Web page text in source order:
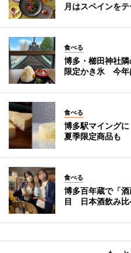
月はスペインを
食べる
博多・櫛田神社
限定かき氷 今年
食べる
博多駅マイング
夏季限定商品も
食べる
博多百年蔵で「
目 日本酒飲み比